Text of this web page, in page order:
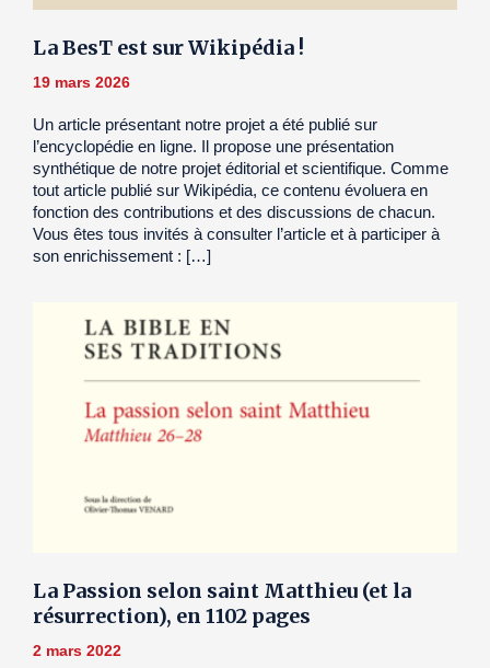
La BesT est sur Wikipédia !
19 mars 2026
Un article présentant notre projet a été publié sur
l’encyclopédie en ligne. Il propose une présentation
synthétique de notre projet éditorial et scientifique. Comme
tout article publié sur Wikipédia, ce contenu évoluera en
fonction des contributions et des discussions de chacun.
Vous êtes tous invités à consulter l’article et à participer à
son enrichissement : […]
La Passion selon saint Matthieu (et la
résurrection), en 1102 pages
2 mars 2022